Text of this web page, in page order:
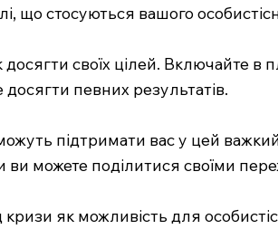
що стосуються вашого
своїх цілей. Включайте в
певних результатів.
підтримати вас у цей
можете поділитися своїми
як можливість для